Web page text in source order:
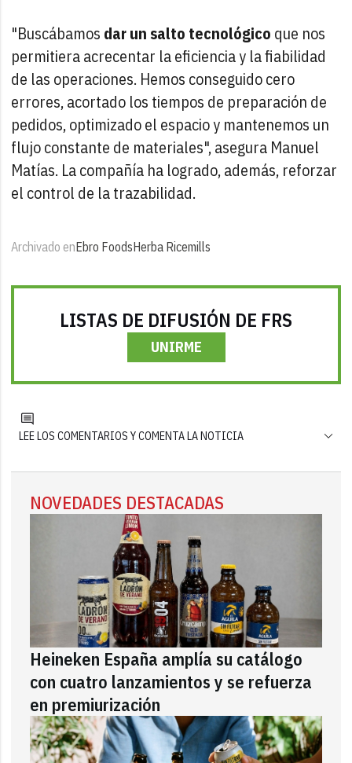
"Buscábamos dar un salto tecnológico que nos
permitiera acrecentar la eficiencia y la fiabilidad
de las operaciones. Hemos conseguido cero
errores, acortado los tiempos de preparación de
pedidos, optimizado el espacio y mantenemos un
flujo constante de materiales", asegura Manuel
Matías. La compañía ha logrado, además, reforzar
el control de la trazabilidad.
Archivado enEbro FoodsHerba Ricemills
LISTAS DE DIFUSIÓN DE FRS
UNIRME
LEE LOS COMENTARIOS Y COMENTA LA NOTICIA
NOVEDADES DESTACADAS
Heineken España amplía su catálogo
con cuatro lanzamientos y se refuerza
en premiurización